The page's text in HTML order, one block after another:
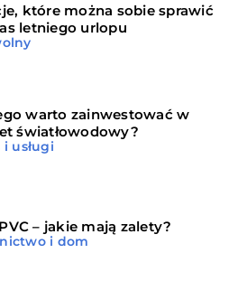
które można sobie sprawić
letniego urlopu
warto zainwestować w
światłowodowy?
i usługi
– jakie mają zalety?
i dom